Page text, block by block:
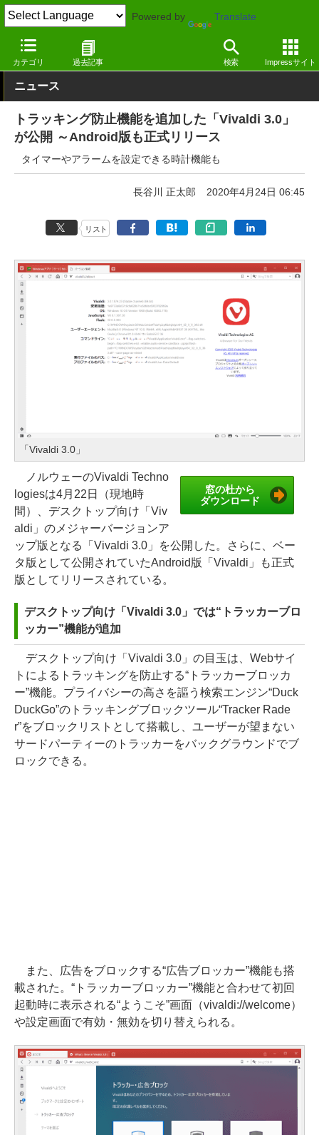
Powered by Translate
カテゴリ 過去記事 検索 Impressサイト
窓の杜 インターネット Windows
ニュース
トラッキング防止機能を追加した「Vivaldi 3.0」
が公開 ～Android版も正式リリース
タイマーやアラームを設定できる時計機能も
長谷川 正太郎 2020年4月24日 06:45
リスト
「Vivaldi 3.0」
窓の杜から
ダウンロード
ノルウェーのVivaldi Techno
logiesは4月22日（現地時
間）、デスクトップ向け「Viv
aldi」のメジャーバージョンア
ップ版となる「Vivaldi 3.0」を公開した。さらに、ベー
タ版として公開されていたAndroid版「Vivaldi」も正式
版としてリリースされている。
デスクトップ向け「Vivaldi 3.0」では“トラッカーブロ
ッカー”機能が追加
デスクトップ向け「Vivaldi 3.0」の目玉は、Webサイ
トによるトラッキングを防止する“トラッカーブロッカ
ー”機能。プライバシーの高さを謳う検索エンジン“Duck
DuckGo”のトラッキングブロックツール“Tracker Rade
r”をブロックリストとして搭載し、ユーザーが望まない
サードパーティーのトラッカーをバックグラウンドでブ
ロックできる。
また、広告をブロックする“広告ブロッカー”機能も搭
載された。“トラッカーブロッカー”機能と合わせて初回
起動時に表示される“ようこそ”画面（vivaldi://welcome）
や設定画面で有効・無効を切り替えられる。